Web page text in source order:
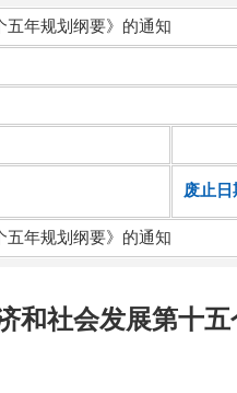
五年规划纲要》的通知
废止日
五年规划纲要》的通知
和社会发展第十五